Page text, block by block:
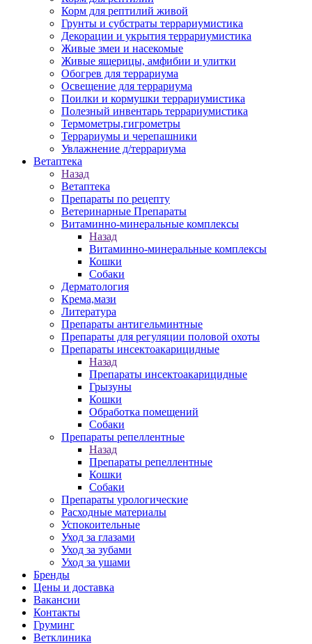
Корм для рептилий живой
Грунты и субстраты террариумистика
Декорации и укрытия террариумистика
Живые змеи и насекомые
Живые ящерицы, амфибии и улитки
Обогрев для террариума
Освещение для террариума
Поилки и кормушки террариумистика
Полезный инвентарь террариумистика
Термометры,гигрометры
Террариумы и черепашники
Увлажнение д/террариума
Ветаптека
Назад
Ветаптека
Препараты по рецепту
Ветеринарные Препараты
Витаминно-минеральные комплексы
Назад
Витаминно-минеральные комплексы
Кошки
Собаки
Дерматология
Крема,мази
Литература
Препараты антигельминтные
Препараты для регуляции половой охоты
Препараты инсектоакарицидные
Назад
Препараты инсектоакарицидные
Грызуны
Кошки
Обработка помещений
Собаки
Препараты репеллентные
Назад
Препараты репеллентные
Кошки
Собаки
Препараты урологические
Расходные материалы
Успокоительные
Уход за глазами
Уход за зубами
Уход за ушами
Бренды
Цены и доставка
Вакансии
Контакты
Груминг
Ветклиника